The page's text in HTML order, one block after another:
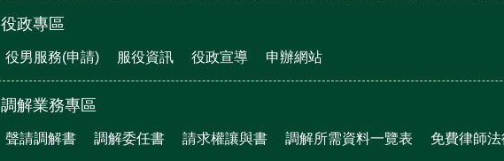
役政專區
役男服務(申請) 服役資訊 役政宣導 申辦網站
調解業務專區
聲請調解書 調解委任書 請求權讓與書 調解所需資料一覽表 免費律師